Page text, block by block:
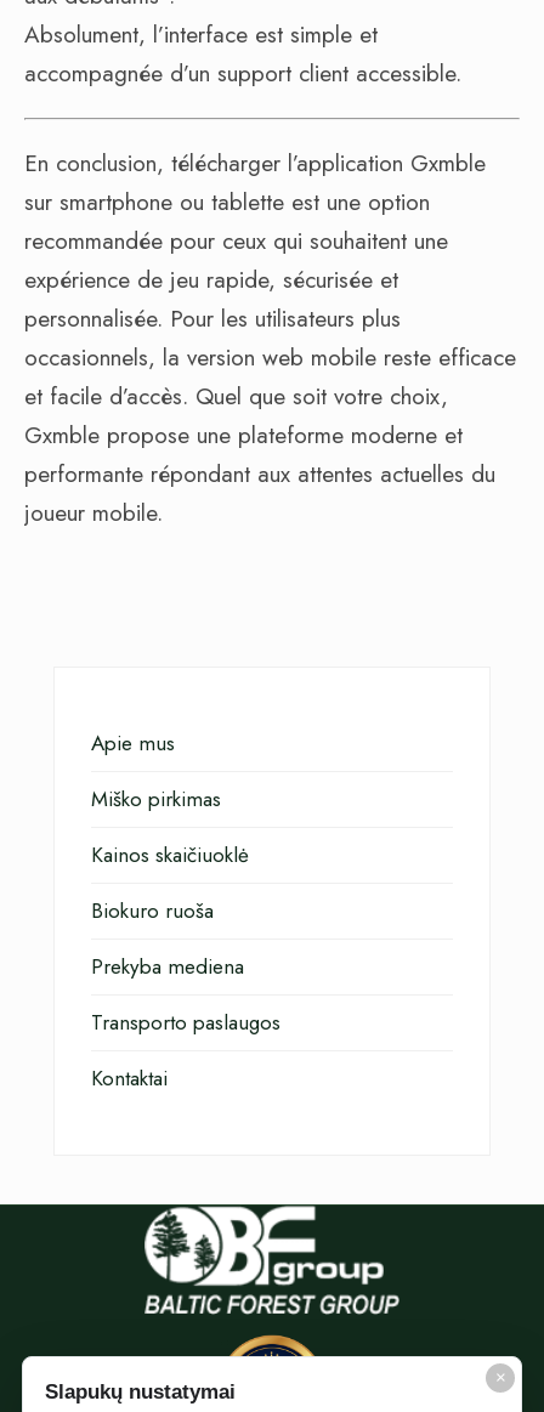
Absolument, l’interface est simple et
accompagnée d’un support client accessible.
En conclusion, télécharger l’application Gxmble
sur smartphone ou tablette est une option
recommandée pour ceux qui souhaitent une
expérience de jeu rapide, sécurisée et
personnalisée. Pour les utilisateurs plus
occasionnels, la version web mobile reste efficace
et facile d’accès. Quel que soit votre choix,
Gxmble propose une plateforme moderne et
performante répondant aux attentes actuelles du
joueur mobile.
Apie mus
Miško pirkimas
Kainos skaičiuoklė
Biokuro ruoša
Prekyba mediena
Transporto paslaugos
Kontaktai
×
Slapukų nustatymai